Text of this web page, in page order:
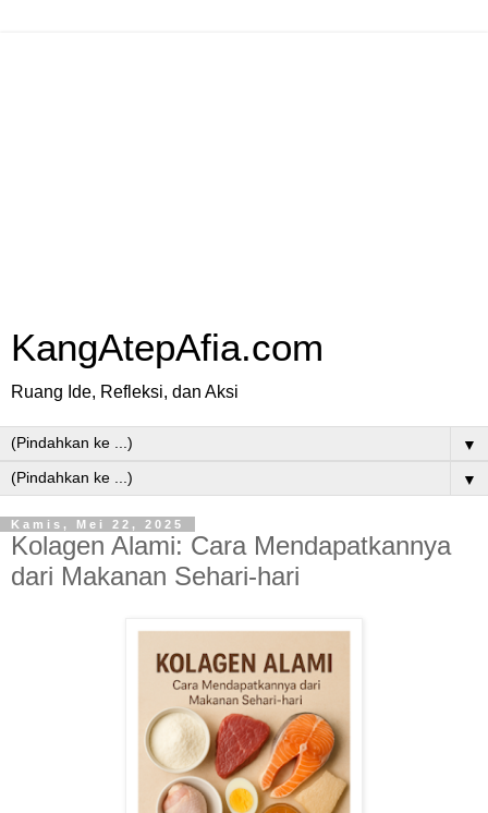
KangAtepAfia.com
Ruang Ide, Refleksi, dan Aksi
▼
▼
Kamis, Mei 22, 2025
Kolagen Alami: Cara Mendapatkannya
dari Makanan Sehari-hari